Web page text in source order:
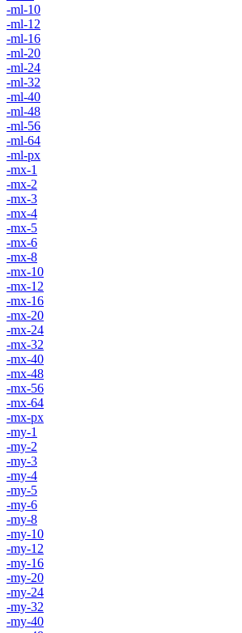
-ml-10
-ml-12
-ml-16
-ml-20
-ml-24
-ml-32
-ml-40
-ml-48
-ml-56
-ml-64
-ml-px
-mx-1
-mx-2
-mx-3
-mx-4
-mx-5
-mx-6
-mx-8
-mx-10
-mx-12
-mx-16
-mx-20
-mx-24
-mx-32
-mx-40
-mx-48
-mx-56
-mx-64
-mx-px
-my-1
-my-2
-my-3
-my-4
-my-5
-my-6
-my-8
-my-10
-my-12
-my-16
-my-20
-my-24
-my-32
-my-40